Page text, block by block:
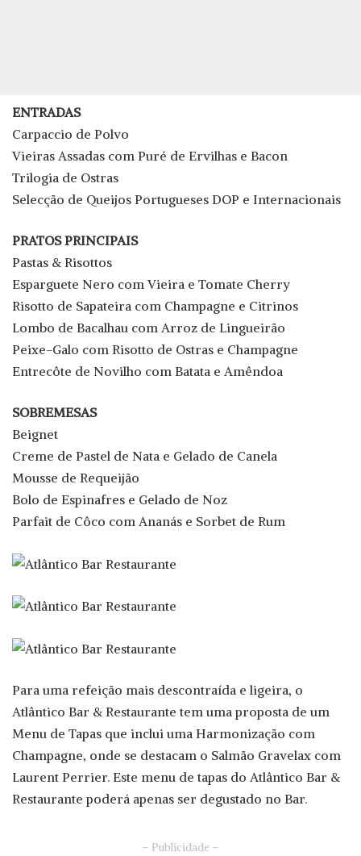
ENTRADAS
Carpaccio de Polvo
Vieiras Assadas com Puré de Ervilhas e Bacon
Trilogia de Ostras
Selecção de Queijos Portugueses DOP e Internacionais
PRATOS PRINCIPAIS
Pastas & Risottos
Esparguete Nero com Vieira e Tomate Cherry
Risotto de Sapateira com Champagne e Citrinos
Lombo de Bacalhau com Arroz de Lingueirão
Peixe-Galo com Risotto de Ostras e Champagne
Entrecôte de Novilho com Batata e Amêndoa
SOBREMESAS
Beignet
Creme de Pastel de Nata e Gelado de Canela
Mousse de Requeijão
Bolo de Espinafres e Gelado de Noz
Parfait de Côco com Ananás e Sorbet de Rum
Para uma refeição mais descontraída e ligeira, o
Atlântico Bar & Restaurante tem uma proposta de um
Menu de Tapas que inclui uma Harmonização com
Champagne, onde se destacam o Salmão Gravelax com
Laurent Perrier. Este menu de tapas do Atlântico Bar &
Restaurante poderá apenas ser degustado no Bar.
– Publicidade –